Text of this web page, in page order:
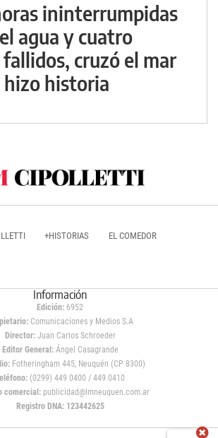
ininterrumpidas
agua y cuatro
cruzó el mar
hizo historia
+HISTORIAS EL COMEDOR
Información
Edición: 6952
Comunicaciones y Medios S.A
Director: Juan Carlos Schroeder
Editor General:Ángel Casagrande
Fotheringham 445, Neuquén (CP 8300)
(0299) 449 0400 / 449 0410
comercial: publicidad@lmneuquen.com.ar
Registro DNA: 123442625